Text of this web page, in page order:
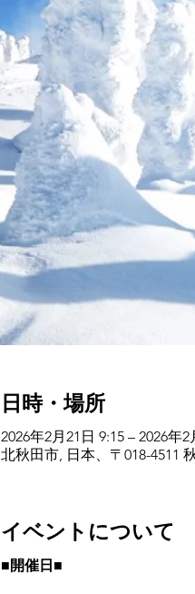
日時・場所
2026年2月21日 9:15 – 2026年2
北秋田市, 日本、〒018-4511
イベントについて
■開催日■